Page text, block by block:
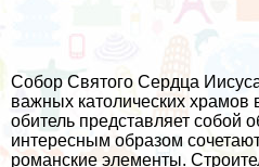
Собор Святого Сердца
важных католических храмов
обитель представляет собой
интересным образом
романские элементы.